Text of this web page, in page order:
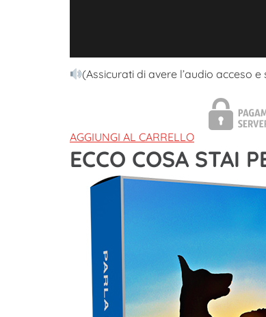
(Assicurati di avere l’audio acceso
AGGIUNGI AL CARRELLO
ECCO COSA STAI